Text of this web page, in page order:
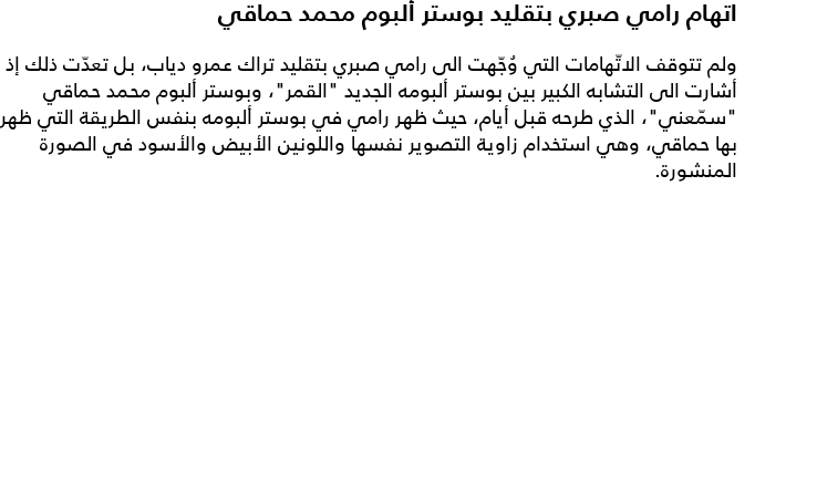
اتهام رامي صبري بتقليد بوستر ألبوم محمد حماقي
ولم تتوقف الاتّهامات التي وُجّهت الى رامي صبري بتقليد تراك عمرو دياب، بل تعدّت ذلك إذ
أشارت الى التشابه الكبير بين بوستر ألبومه الجديد "القمر"، وبوستر ألبوم محمد حماقي
"سمّعني"، الذي طرحه قبل أيام، حيث ظهر رامي في بوستر ألبومه بنفس الطريقة التي ظهر
بها حماقي، وهي استخدام زاوية التصوير نفسها واللونين الأبيض والأسود في الصورة
المنشورة.